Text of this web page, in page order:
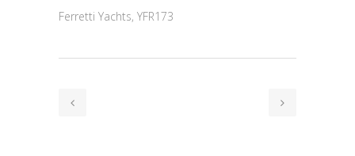
Ferretti Yachts, YFR173